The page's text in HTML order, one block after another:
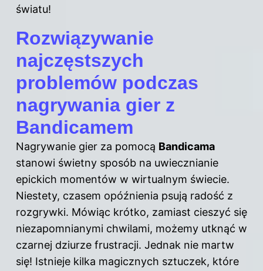
światu!
Rozwiązywanie
najczęstszych
problemów podczas
nagrywania gier z
Bandicamem
Nagrywanie gier za pomocą Bandicama
stanowi świetny sposób na uwiecznianie
epickich momentów w wirtualnym świecie.
Niestety, czasem opóźnienia psują radość z
rozgrywki. Mówiąc krótko, zamiast cieszyć się
niezapomnianymi chwilami, możemy utknąć w
czarnej dziurze frustracji. Jednak nie martw
się! Istnieje kilka magicznych sztuczek, które